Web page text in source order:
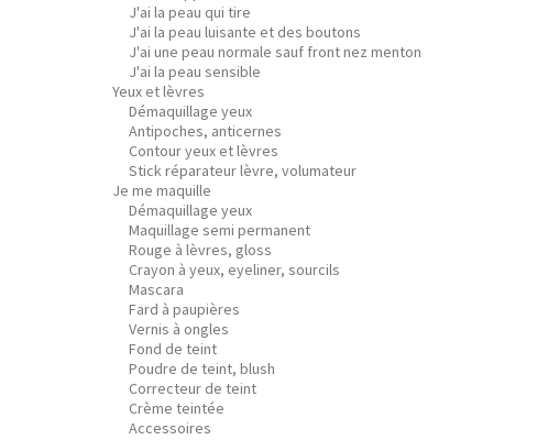
J'ai la peau qui tire
J'ai la peau luisante et des boutons
J'ai une peau normale sauf front nez menton
J'ai la peau sensible
Yeux et lèvres
Démaquillage yeux
Antipoches, anticernes
Contour yeux et lèvres
Stick réparateur lèvre, volumateur
Je me maquille
Démaquillage yeux
Maquillage semi permanent
Rouge à lèvres, gloss
Crayon à yeux, eyeliner, sourcils
Mascara
Fard à paupières
Vernis à ongles
Fond de teint
Poudre de teint, blush
Correcteur de teint
Crème teintée
Accessoires